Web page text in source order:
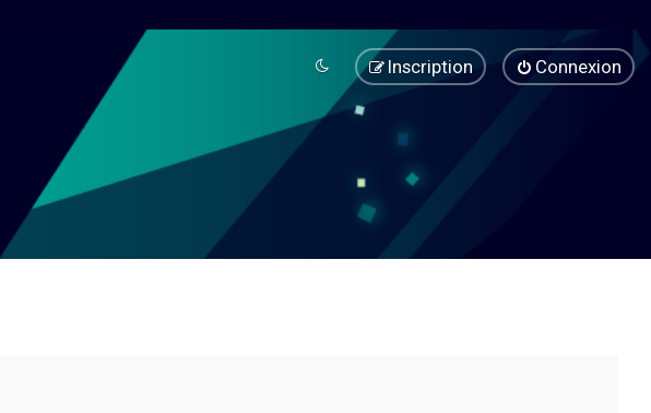
Connexion
Inscription